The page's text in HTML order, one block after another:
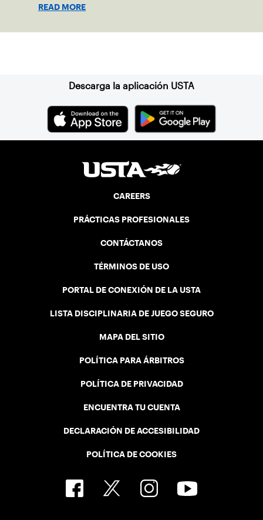
READ MORE
Descarga la aplicación USTA
CAREERS
PRÁCTICAS PROFESIONALES
CONTÁCTANOS
TÉRMINOS DE USO
PORTAL DE CONEXIÓN DE LA USTA
LISTA DISCIPLINARIA DE JUEGO SEGURO
MAPA DEL SITIO
POLÍTICA PARA ÁRBITROS
POLÍTICA DE PRIVACIDAD
ENCUENTRA TU CUENTA
DECLARACIÓN DE ACCESIBILIDAD
POLÍTICA DE COOKIES